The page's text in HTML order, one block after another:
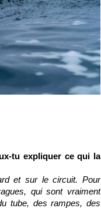
tu expliquer ce qui la
et sur le circuit. Pour
qui sont vraiment
tube, des rampes, des